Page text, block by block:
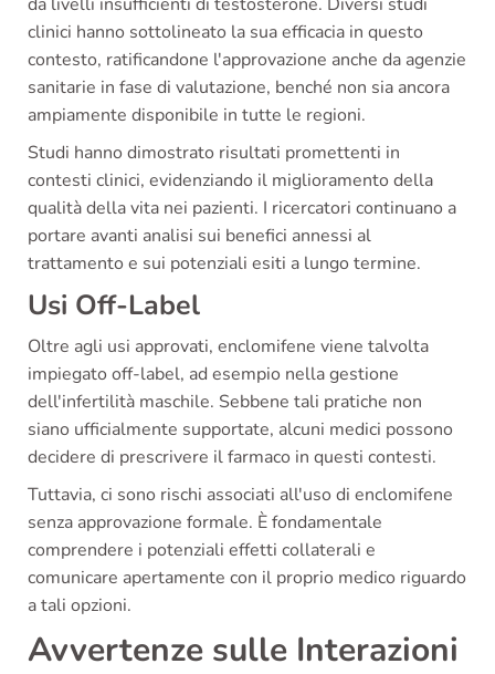
clinici hanno sottolineato la sua efficacia in questo
contesto, ratificandone l'approvazione anche da agenzie
sanitarie in fase di valutazione, benché non sia ancora
ampiamente disponibile in tutte le regioni.
Studi hanno dimostrato risultati promettenti in
contesti clinici, evidenziando il miglioramento della
qualità della vita nei pazienti. I ricercatori continuano a
portare avanti analisi sui benefici annessi al
trattamento e sui potenziali esiti a lungo termine.
Usi Off-Label
Oltre agli usi approvati, enclomifene viene talvolta
impiegato off-label, ad esempio nella gestione
dell'infertilità maschile. Sebbene tali pratiche non
siano ufficialmente supportate, alcuni medici possono
decidere di prescrivere il farmaco in questi contesti.
Tuttavia, ci sono rischi associati all'uso di enclomifene
senza approvazione formale. È fondamentale
comprendere i potenziali effetti collaterali e
comunicare apertamente con il proprio medico riguardo
a tali opzioni.
Avvertenze sulle Interazioni